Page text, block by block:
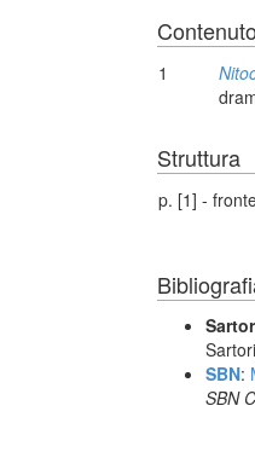
1
Struttura
p. [1] -
SBN:
SBN